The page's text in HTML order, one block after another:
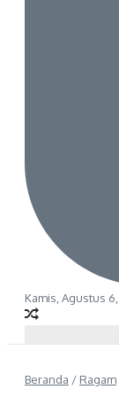
Kamis, Agustus
Beranda / Ragam